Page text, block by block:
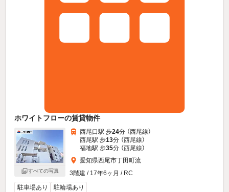
ホワイトフローの賃貸物件
すべての写真
西尾口駅 歩24分 （西尾線）
西尾駅 歩13分 （西尾線）
福地駅 歩35分 （西尾線）
愛知県西尾市丁田町流
3階建 / 17年6ヶ月 / RC
駐車場あり
駐輪場あり